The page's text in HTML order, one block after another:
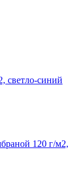
светло-синий
120 г/м2,